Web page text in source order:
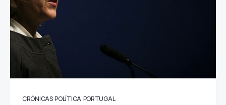
CRÓNICAS POLÍTICA PORTUGAL